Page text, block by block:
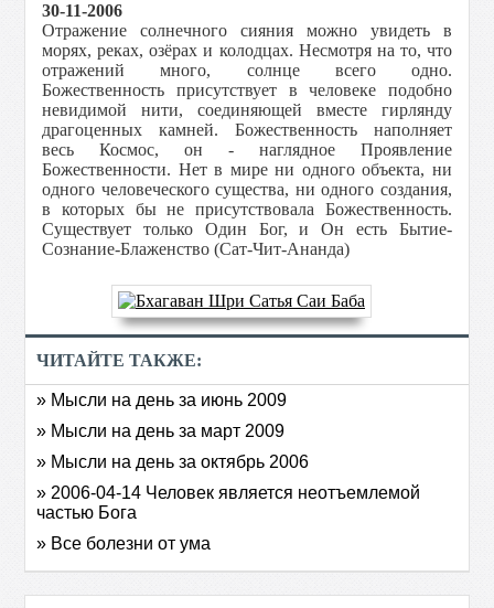
30-11-2006
Отражение солнечного сияния можно увидеть в
морях, реках, озёрах и колодцах. Несмотря на то, что
отражений много, солнце всего одно.
Божественность присутствует в человеке подобно
невидимой нити, соединяющей вместе гирлянду
драгоценных камней. Божественность наполняет
весь Космос, он - наглядное Проявление
Божественности. Нет в мире ни одного объекта, ни
одного человеческого существа, ни одного создания,
в которых бы не присутствовала Божественность.
Существует только Один Бог, и Он есть Бытие-
Сознание-Блаженство (Сат-Чит-Ананда)
ЧИТАЙТЕ ТАКЖЕ:
» Мысли на день за июнь 2009
» Мысли на день за март 2009
» Мысли на день за октябрь 2006
» 2006-04-14 Человек является неотъемлемой
частью Бога
» Все болезни от ума